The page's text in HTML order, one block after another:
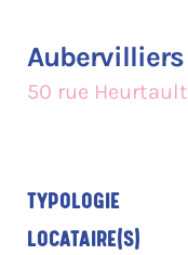
50 rue Heurtault
TYPOLOGIE
LOCATAIRE(S)